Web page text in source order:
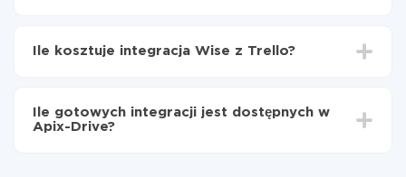
od 5 do 30 minut. Konfiguracja zajmuje średnio 10-15
Ile kosztuje integracja Wise z Trello?
Płacisz tylko za ilość danych, która faktycznie jest
przekazywana z jednego z Twoich systemów do
Ile gotowych integracji jest dostępnych w
Apix-Drive?